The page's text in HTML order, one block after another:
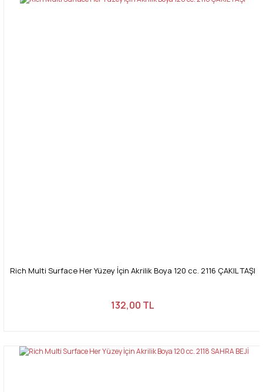
Rich Multi Surface Her Yüzey İçin Akrilik Boya 120 cc. 2116 ÇAKIL TAŞI
132,00 TL